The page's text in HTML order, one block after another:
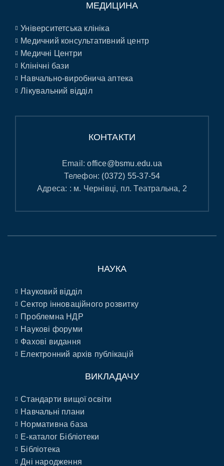
МЕДИЦИНА
Університетська клініка
Медичний консультативний центр
Медичні Центри
Клінічні бази
Навчально-виробнича аптека
Лікувальний відділ
КОНТАКТИ
Email:office@bsmu.edu.ua
Телефон: (0372) 55-37-54
Адреса: : м. Чернівці, пл. Театральна, 2
НАУКА
Науковий відділ
Сектор інноваційного розвитку
Проблемна НДР
Наукові форуми
Фахові видання
Електронний архів публікацій
ВИКЛАДАЧУ
Стандарти вищої освіти
Навчальні плани
Нормативна база
E-каталог Бібліотеки
Бібліотека
Дні народження